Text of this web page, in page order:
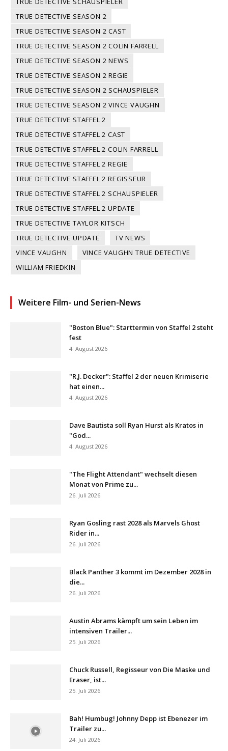
TRUE DETECTIVE SEASON 2
TRUE DETECTIVE SEASON 2 CAST
TRUE DETECTIVE SEASON 2 COLIN FARRELL
TRUE DETECTIVE SEASON 2 NEWS
TRUE DETECTIVE SEASON 2 REGIE
TRUE DETECTIVE SEASON 2 SCHAUSPIELER
TRUE DETECTIVE SEASON 2 VINCE VAUGHN
TRUE DETECTIVE STAFFEL 2
TRUE DETECTIVE STAFFEL 2 CAST
TRUE DETECTIVE STAFFEL 2 COLIN FARRELL
TRUE DETECTIVE STAFFEL 2 REGIE
TRUE DETECTIVE STAFFEL 2 REGISSEUR
TRUE DETECTIVE STAFFEL 2 SCHAUSPIELER
TRUE DETECTIVE STAFFEL 2 UPDATE
TRUE DETECTIVE TAYLOR KITSCH
TRUE DETECTIVE UPDATE
TV NEWS
VINCE VAUGHN
VINCE VAUGHN TRUE DETECTIVE
WILLIAM FRIEDKIN
Weitere Film- und Serien-News
"Boston Blue": Starttermin von Staffel 2 steht
fest
4. August 2026
"R.J. Decker": Staffel 2 der neuen Krimiserie
hat einen...
4. August 2026
Dave Bautista soll Ryan Hurst als Kratos in
"God...
4. August 2026
"The Flight Attendant" wechselt diesen
Monat von Prime zu...
26. Juli 2026
Ryan Gosling rast 2028 als Marvels Ghost
Rider in...
26. Juli 2026
Black Panther 3 kommt im Dezember 2028 in
die...
26. Juli 2026
Austin Abrams kämpft um sein Leben im
intensiven Trailer...
25. Juli 2026
Chuck Russell, Regisseur von Die Maske und
Eraser, ist...
25. Juli 2026
Bah! Humbug! Johnny Depp ist Ebenezer im
Trailer zu...
24. Juli 2026